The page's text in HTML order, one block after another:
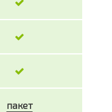
пакет